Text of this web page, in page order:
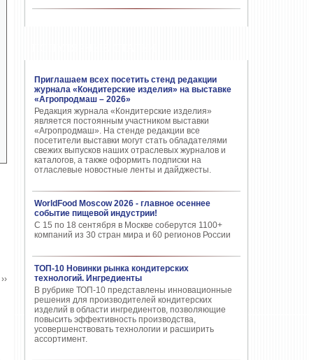
Приглашаем всех посетить стенд редакции
журнала «Кондитерские изделия» на выставке
«Агропродмаш – 2026»
Редакция журнала «Кондитерские изделия»
является постоянным участником выставки
«Агропродмаш». На стенде редакции все
посетители выставки могут стать обладателями
свежих выпусков наших отраслевых журналов и
каталогов, а также оформить подписки на
отласлевые новостные ленты и дайджесты.
WorldFood Moscow 2026 - главное осеннее
событие пищевой индустрии!
С 15 по 18 сентября в Москве соберутся 1100+
компаний из 30 стран мира и 60 регионов России
ТОП-10 Новинки рынка кондитерских
технологий. Ингредиенты
В рубрике ТОП-10 представлены инновационные
решения для производителей кондитерских
изделий в области ингредиентов, позволяющие
повысить эффективность производства,
усовершенствовать технологии и расширить
ассортимент.
››